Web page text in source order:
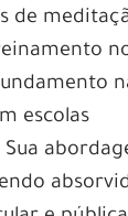
de
escolas